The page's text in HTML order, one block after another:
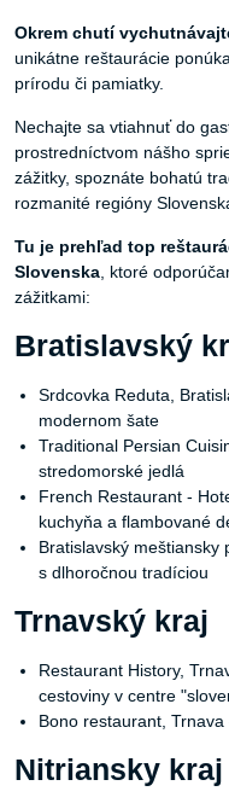
Okrem chutí
unikátne reštaurácie
prírodu či pamiatky.
Nechajte sa vtiahnuť do
prostredníctvom nášho
zážitky, spoznáte bohatú
rozmanité regióny
Tu je prehľad top
Slovenska , ktoré
zážitkami:
Bratislavský
Srdcovka Reduta,
modernom šate
Traditional Persian
stredomorské jedlá
French Restaurant -
kuchyňa a flambované
Bratislavský meštiansky
s dlhoročnou tradíciou
Trnavský kraj
Restaurant History,
cestoviny v centre
Bono restaurant,
Nitriansky kraj